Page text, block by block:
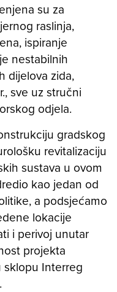
su za
raslinja,
ispiranje
nestabilnih
dijelova zida,
sve uz stručni
odjela.
gradskog
revitalizaciju
sustava u ovom
kao jedan od
a podsjećamo
lokacije
i perivoj unutar
projekta
sklopu Interreg